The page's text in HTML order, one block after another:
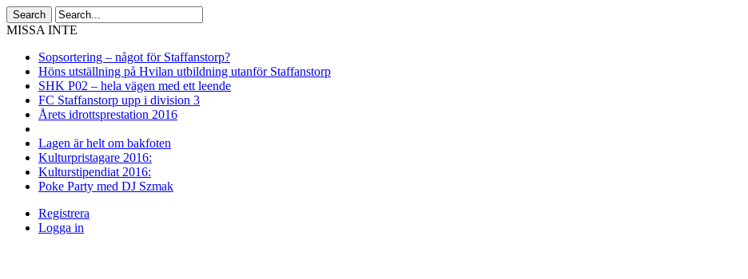
MISSA INTE
Sopsortering – något för Staffanstorp?
Höns utställning på Hvilan utbildning utanför Staffanstorp
SHK P02 – hela vägen med ett leende
FC Staffanstorp upp i division 3
Årets idrottsprestation 2016
Lagen är helt om bakfoten
Kulturpristagare 2016:
Kulturstipendiat 2016:
Poke Party med DJ Szmak
Registrera
Logga in